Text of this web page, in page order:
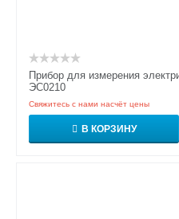
Прибор для измерения
ЭС0210
Свяжитесь с нами насчёт цены
В КОРЗИНУ